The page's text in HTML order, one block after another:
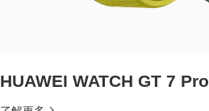
HUAWEI WATCH GT 7 Pro